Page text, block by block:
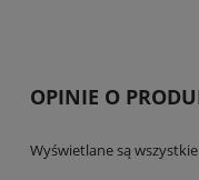
OPINIE O
Wyświetlane są